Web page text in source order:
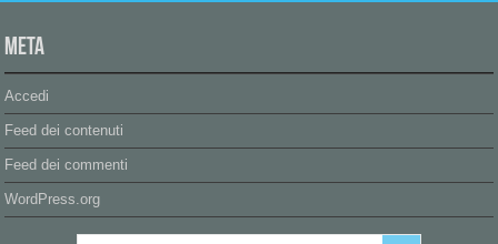
Meta
Accedi
Feed dei contenuti
Feed dei commenti
WordPress.org